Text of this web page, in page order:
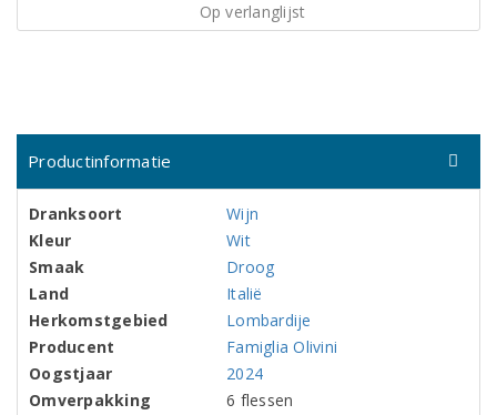
Op verlanglijst
Productinformatie
Dranksoort
Wijn
Kleur
Wit
Smaak
Droog
Land
Italië
Herkomstgebied
Lombardije
Producent
Famiglia Olivini
Oogstjaar
2024
Omverpakking
6 flessen